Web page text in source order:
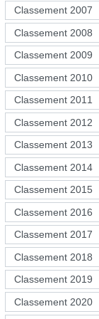
pas une mauvaise
cursus.
Pays Frais
Australie
Singapour
Etats-Unis
Royaume-Uni
Hong Kong
Canada
France
Malaisie
Indonésie
Brésil 12
Taïwan
Turquie
Chine
Mexique
Inde 5